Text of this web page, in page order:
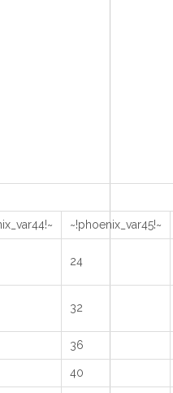
~!phoenix_var45!~
24
32
36
40